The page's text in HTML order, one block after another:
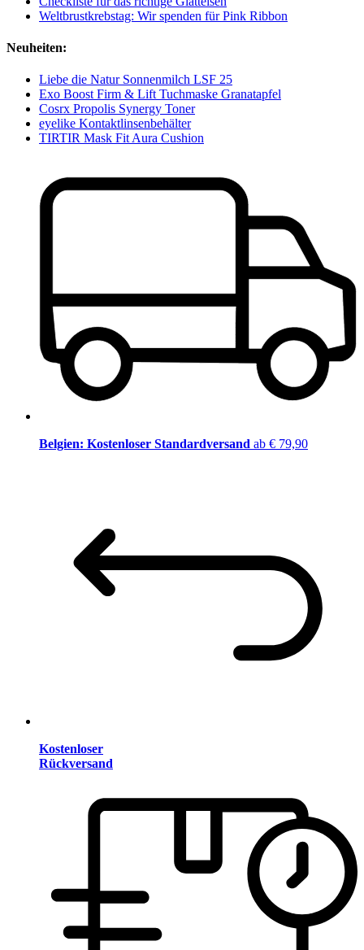
Weltbrustkrebstag: Wir spenden für Pink Ribbon
Neuheiten:
Liebe die Natur Sonnenmilch LSF 25
Exo Boost Firm & Lift Tuchmaske Granatapfel
Cosrx Propolis Synergy Toner
eyelike Kontaktlinsenbehälter
TIRTIR Mask Fit Aura Cushion
Belgien: Kostenloser Standardversand ab € 79,90
Kostenloser
Rückversand